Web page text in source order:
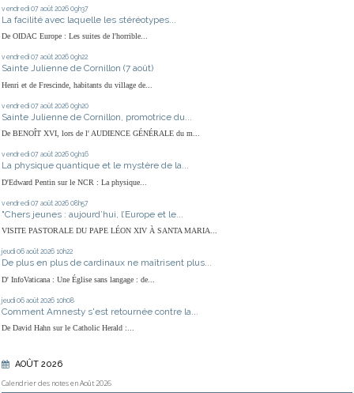
vendredi 07 août 2026 09h37
La facilité avec laquelle les stéréotypes...
De OIDAC Europe : Les suites de l'horrible...
vendredi 07 août 2026 09h22
Sainte Julienne de Cornillon (7 août)
Henri et de Frescinde, habitants du village de...
vendredi 07 août 2026 09h20
Sainte Julienne de Cornillon, promotrice du...
De BENOÎT XVI, lors de l' AUDIENCE GÉNÉRALE du m...
vendredi 07 août 2026 09h16
La physique quantique et le mystère de la...
D'Edward Pentin sur le NCR : La physique...
vendredi 07 août 2026 08h57
"Chers jeunes : aujourd’hui, l’Europe et le...
VISITE PASTORALE DU PAPE LÉON XIV À SANTA MARIA...
jeudi 06 août 2026 10h22
De plus en plus de cardinaux ne maîtrisent plus...
D' InfoVaticana : Une Église sans langage : de...
jeudi 06 août 2026 10h08
Comment Amnesty s'est retournée contre la...
De David Hahn sur le Catholic Herald :...
AOÛT 2026
Calendrier des notes en Août 2026